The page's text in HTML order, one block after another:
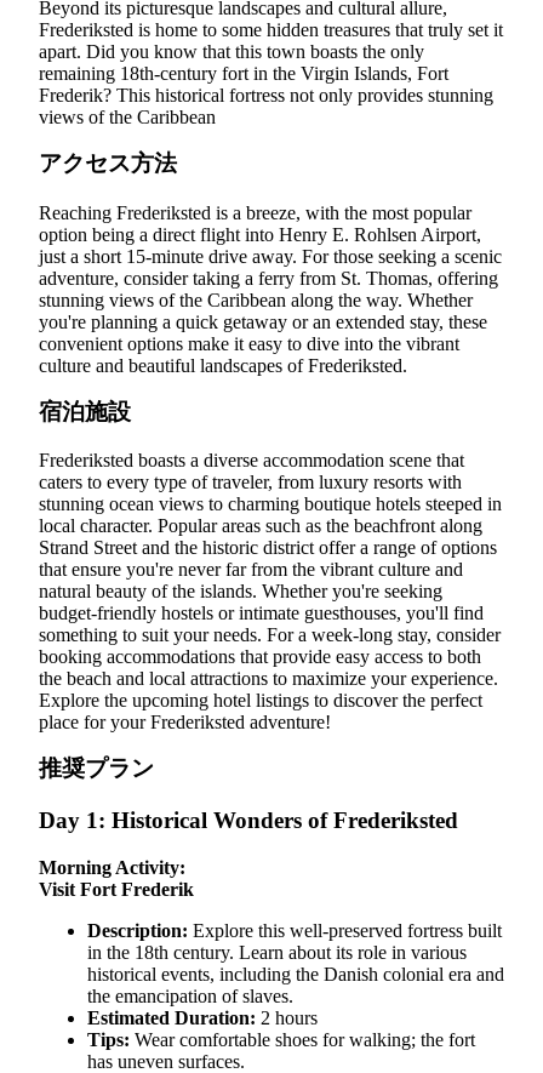
Beyond its picturesque landscapes and cultural allure,
Frederiksted is home to some hidden treasures that truly set it
apart. Did you know that this town boasts the only
remaining 18th-century fort in the Virgin Islands, Fort
Frederik? This historical fortress not only provides stunning
views of the Caribbean
アクセス方法
Reaching Frederiksted is a breeze, with the most popular
option being a direct flight into Henry E. Rohlsen Airport,
just a short 15-minute drive away. For those seeking a scenic
adventure, consider taking a ferry from St. Thomas, offering
stunning views of the Caribbean along the way. Whether
you're planning a quick getaway or an extended stay, these
convenient options make it easy to dive into the vibrant
culture and beautiful landscapes of Frederiksted.
宿泊施設
Frederiksted boasts a diverse accommodation scene that
caters to every type of traveler, from luxury resorts with
stunning ocean views to charming boutique hotels steeped in
local character. Popular areas such as the beachfront along
Strand Street and the historic district offer a range of options
that ensure you're never far from the vibrant culture and
natural beauty of the islands. Whether you're seeking
budget-friendly hostels or intimate guesthouses, you'll find
something to suit your needs. For a week-long stay, consider
booking accommodations that provide easy access to both
the beach and local attractions to maximize your experience.
Explore the upcoming hotel listings to discover the perfect
place for your Frederiksted adventure!
推奨プラン
Day 1: Historical Wonders of Frederiksted
Morning Activity:
Visit Fort Frederik
Description: Explore this well-preserved fortress built
in the 18th century. Learn about its role in various
historical events, including the Danish colonial era and
the emancipation of slaves.
Estimated Duration: 2 hours
Tips: Wear comfortable shoes for walking; the fort
has uneven surfaces.